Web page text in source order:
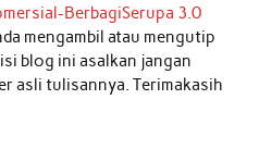
BerbagiSerupa 3.0
mengambil atau mengutip
blog ini asalkan jangan
asli tulisannya. Terimakasih